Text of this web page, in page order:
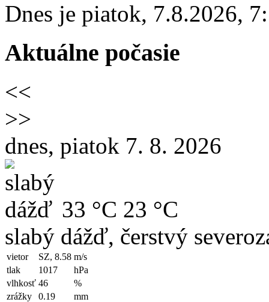
Dnes je piatok, 7.8.2026,
Aktuálne počasie
<<
>>
dnes, piatok 7. 8. 2026
33 °C 23 °C
slabý dážď, čerstvý
vietor SZ, 8.58 m/s
tlak
1017
hPa
vlhkosť 46
%
zrážky
0.19 mm